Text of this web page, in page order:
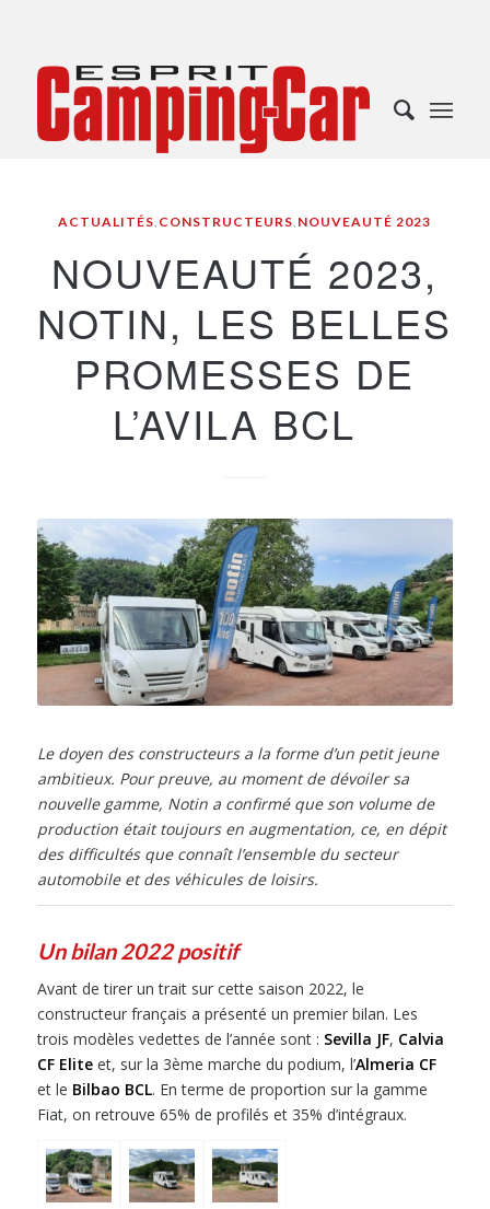
ACTUALITÉS, CONSTRUCTEURS, NOUVEAUTÉ 2023
NOUVEAUTÉ 2023,
NOTIN, LES BELLES
PROMESSES DE
L’AVILA BCL
Le doyen des constructeurs a la forme d’un petit jeune
ambitieux. Pour preuve, au moment de dévoiler sa
nouvelle gamme, Notin a confirmé que son volume de
production était toujours en augmentation, ce, en dépit
des difficultés que connaît l’ensemble du secteur
automobile et des véhicules de loisirs.
Un bilan 2022 positif
Avant de tirer un trait sur cette saison 2022, le
constructeur français a présenté un premier bilan. Les
trois modèles vedettes de l’année sont : Sevilla JF, Calvia
CF Eliteet, sur la 3ème marche du podium, l’Almeria CF
et le Bilbao BCL. En terme de proportion sur la gamme
Fiat, on retrouve 65% de profilés et 35% d’intégraux.